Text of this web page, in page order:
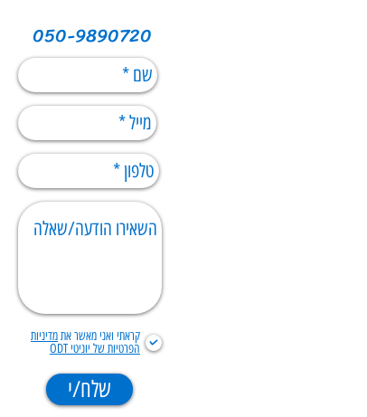
050-9890720
קראתי ואני מאשר אתמדיניות
הפרטיות של יוניטי ODT
שלח/י